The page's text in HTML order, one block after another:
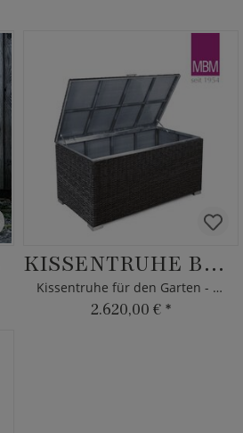
KISSENTRUHE BELLINI
Kissentruhe für den Garten - MBM
2.620,00 € *